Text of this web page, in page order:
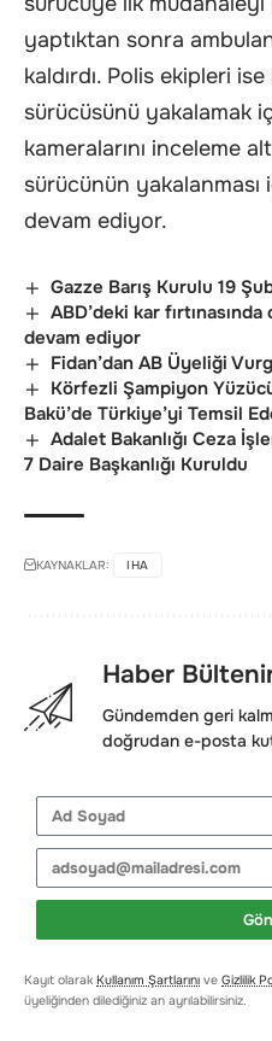
yaptıktan sonra
kaldırdı. Polis ekipleri
sürücüsünü yakalamak
kameralarını inceleme
sürücünün yakalanması
devam ediyor.
Gazze Barış Kurulu 19
ABD’deki kar
devam ediyor
Fidan’dan AB Üyeliği
Körfezli Şampiyon
Bakü’de Türkiye’yi Temsil
Adalet Bakanlığı Ceza
7 Daire Başkanlığı Kuruldu
KAYNAKLAR: IHA
Haber
Gündemden geri
doğrudan e-posta
Kayıt olarak Kullanım Şartlarını ve Gizlilik
üyeliğinden dilediğiniz an ayrılabilirsiniz.